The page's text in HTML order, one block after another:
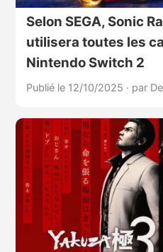
Selon SEGA, Sonic
utilisera toutes les
Nintendo Switch 2
Publié le 12/10/2025 · par